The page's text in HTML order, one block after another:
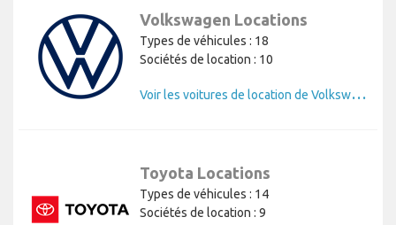
Volkswagen Locations
Types de véhicules : 18
Sociétés de location : 10
V
oir les voitures de location de Volkswagen
Toyota Locations
Types de véhicules : 14
Sociétés de location : 9